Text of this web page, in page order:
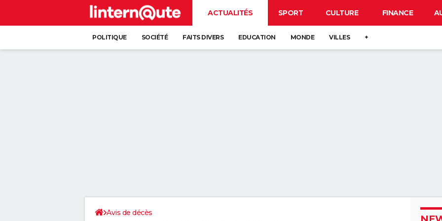
ACTUALITÉS SPORT CULTURE FINANCE
POLITIQUE SOCIÉTÉ FAITS DIVERS EDUCATION MONDE VILLES +
Avis de décès